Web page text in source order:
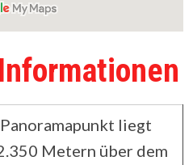
liegt
Metern über dem